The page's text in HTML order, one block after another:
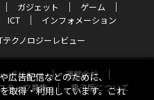
ガジェット
ゲーム
ICT
インフォメーション
テクノロジーレビュー
ポリシー
運営会社
タッフ募集 電子版について
広告配信などのために、
取得・利用しています。これ